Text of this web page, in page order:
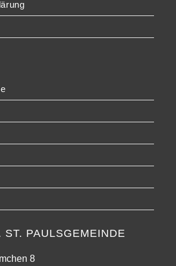
ST. PAULSGEMEINDE
8